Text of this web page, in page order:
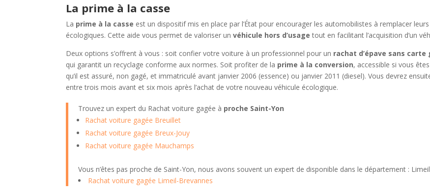
La prime à la casse
La prime à la casse est un dispositif mis en place par l’État pour encourager les automobilistes à remplacer
écologiques. Cette aide vous permet de valoriser unvéhicule hors d’usage tout en facilitant l’acquisition d’un
Deux options s’offrent à vous : soit confier votre voiture à un professionnel pour un rachat d’épave sans carte
qui garantit un recyclage conforme aux normes. Soit profiter de la prime à la conversion, accessible si vous
qu’il est assuré, non gagé, et immatriculé avant janvier 2006 (essence) ou janvier 2011 (diesel). Vous devrez
entre trois mois avant et six mois après l’achat de votre nouveau véhicule écologique.
Trouvez un expert du Rachat voiture gagée à proche Saint-Yon
Rachat voiture gagée Breuillet
Rachat voiture gagée Breux-Jouy
Rachat voiture gagée Mauchamps
Vous n’êtes pas proche de Saint-Yon, nous avons souvent un expert de disponible dans le département :
Rachat voiture gagée Limeil-Brevannes